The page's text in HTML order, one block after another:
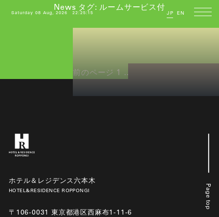
Saturday 08 Aug, 2026 22:25:15 JP EN
News タグ: ルームサービス付
前のページ ペ
ジ
1 …
ジジ
Page top
ホテル＆レジデンス六本木
HOTEL&RESIDENCE ROPPONGI
〒106-0031 東京都港区西麻布1-11-6